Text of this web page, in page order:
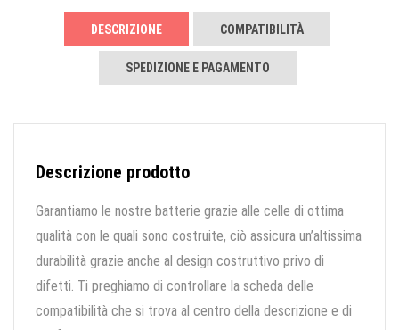
DESCRIZIONE COMPATIBILITÀ
SPEDIZIONE E PAGAMENTO
Descrizione prodotto
Garantiamo le nostre batterie grazie alle celle di ottima
qualità con le quali sono costruite, ciò assicura un’altissima
durabilità grazie anche al design costruttivo privo di
difetti. Ti preghiamo di controllare la scheda delle
compatibilità che si trova al centro della descrizione e di